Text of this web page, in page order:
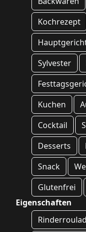
Kochrezept
Sylvester
Kuchen
Cocktail
Desserts
Snack
Glutenfrei
Eigenschaften